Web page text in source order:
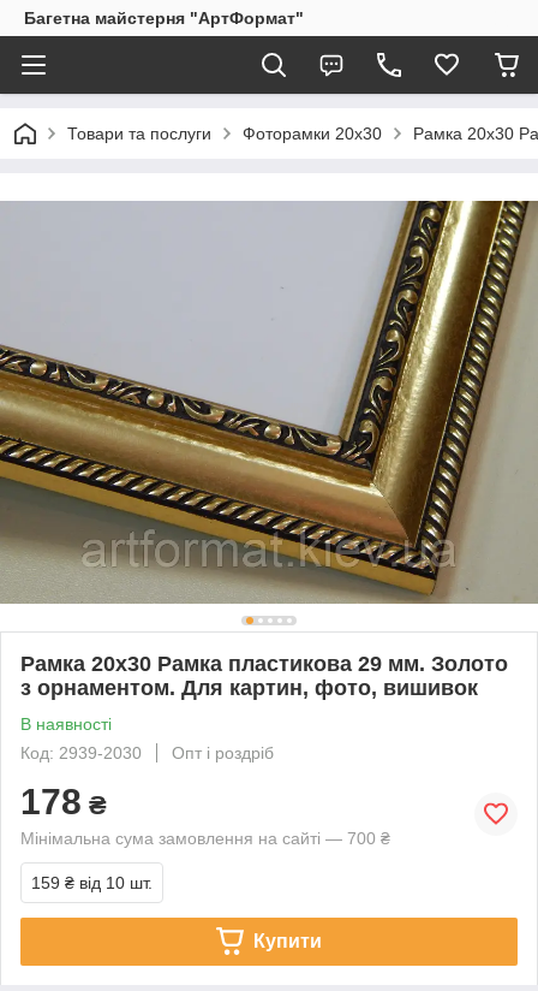
Багетна майстерня "АртФормат"
Товари та послуги Фоторамки 20х30 Рамка 20х30
Рамка 20х30 Рамка пластикова 29 мм. Золото
з орнаментом. Для картин, фото, вишивок
В наявності
Код: 2939-2030
Опт і роздріб
178 ₴
Мінімальна сума замовлення на сайті — 700 ₴
159 ₴ від 10 шт.
Купити